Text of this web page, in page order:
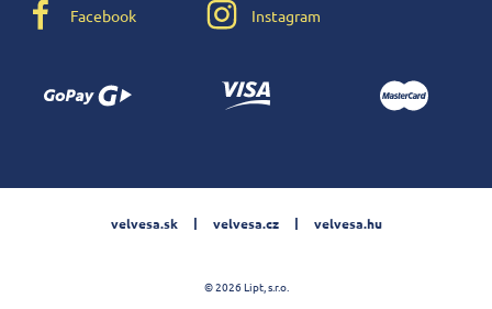
Facebook Instagram
© 2026 Lipt, s.r.o.
velvesa.sk velvesa.cz velvesa.hu